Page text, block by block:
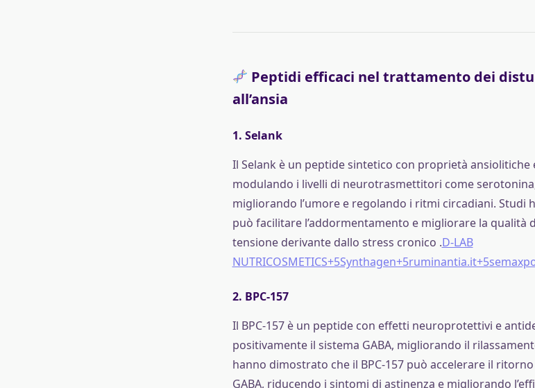
Peptidi efficaci nel trattamento dei
all’ansia
1. Selank
Il Selank è un peptide sintetico con proprietà ansiolitiche
modulando i livelli di neurotrasmettitori come
migliorando l’umore e regolando i ritmi circadiani. Studi
può facilitare l’addormentamento e migliorare la qualità
tensione derivante dallo stress cronico .D-LAB
NUTRICOSMETICS+5Synthagen+5ruminantia.it+5
2. BPC-157
Il BPC-157 è un peptide con effetti neuroprotettivi e
positivamente il sistema GABA, migliorando il
hanno dimostrato che il BPC-157 può accelerare il
GABA, riducendo i sintomi di astinenza e migliorando